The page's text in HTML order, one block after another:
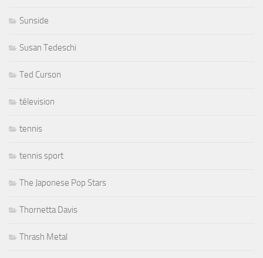
Sunside
Susan Tedeschi
Ted Curson
télevision
tennis
tennis sport
The Japonese Pop Stars
Thornetta Davis
Thrash Metal